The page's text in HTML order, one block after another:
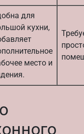
для
кухни,
место и